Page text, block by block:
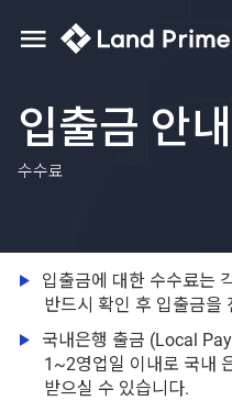
입출금 안내
수수료
입출금에 대한 수수료는
반드시 확인 후 입출금을
국내은행 출금 (Local
1~2영업일 이내로 국내
받으실 수 있습니다.